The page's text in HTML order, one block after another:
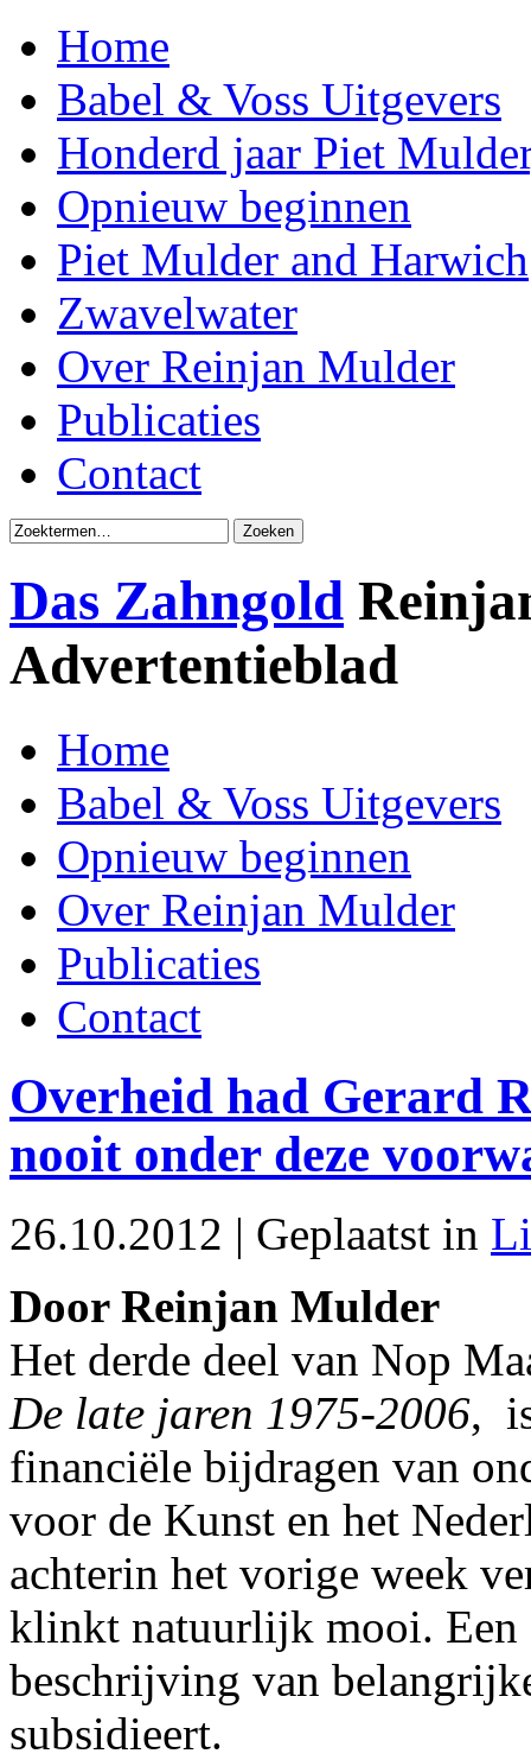
Home
Babel & Voss Uitgevers
Honderd jaar Piet
Opnieuw beginnen
Piet Mulder and Harwich
Zwavelwater
Over Reinjan Mulder
Publicaties
Contact
Das Zahngold
Advertentieblad
Home
Babel & Voss Uitgevers
Opnieuw beginnen
Over Reinjan Mulder
Publicaties
Contact
Overheid had Gerard
nooit onder deze
26.10.2012 | Geplaatst in
Door Reinjan Mulder
Het derde deel van Nop
De late jaren 1975-2006,
financiële bijdragen van
voor de Kunst en het
achterin het vorige week
klinkt natuurlijk mooi. Een
beschrijving van
subsidieert.